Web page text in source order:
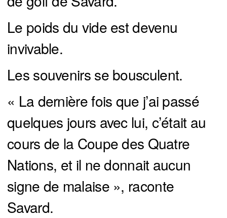
Le poids du vide est devenu
invivable.
Les souvenirs se bousculent.
« La dernière fois que j’ai passé
quelques jours avec lui, c’était au
cours de la Coupe des Quatre
Nations, et il ne donnait aucun
signe de malaise », raconte
Savard.